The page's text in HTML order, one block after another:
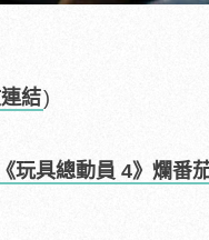
結)
玩具總動員 4》爛番